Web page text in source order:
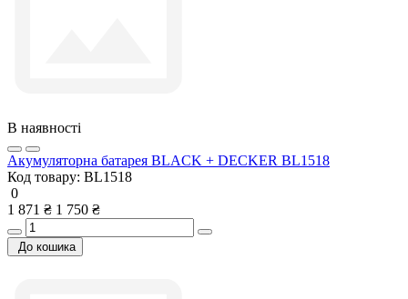
В наявності
Акумуляторна батарея BLACK + DECKER BL1518
Код товару: BL1518
0
1 871 ₴ 1 750 ₴
До кошика